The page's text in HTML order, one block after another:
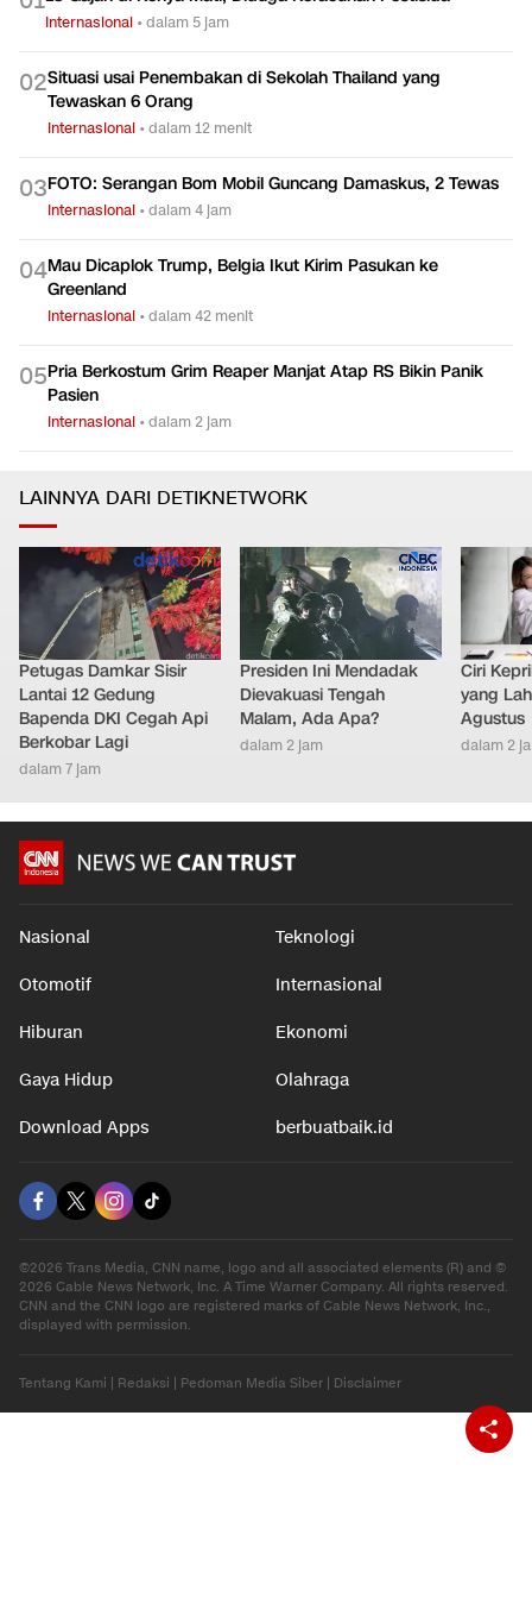
Internasional •dalam 5 jam
02Situasi usai Penembakan di Sekolah Thailand yang
Tewaskan 6 Orang
Internasional •dalam 12 menit
03FOTO: Serangan Bom Mobil Guncang Damaskus, 2 Tewas
Internasional •dalam 4 jam
04Mau Dicaplok Trump, Belgia Ikut Kirim Pasukan ke
Greenland
Internasional •dalam 42 menit
05Pria Berkostum Grim Reaper Manjat Atap RS Bikin Panik
Pasien
Internasional •dalam 2 jam
LAINNYA DARI DETIKNETWORK
Petugas Damkar Sisir
Lantai 12 Gedung
Bapenda DKI Cegah Api
Berkobar Lagi
dalam 7 jam
Presiden Ini Mendadak
Dievakuasi Tengah
Malam, Ada Apa?
dalam 2 jam
Ciri
yang
Agustus
dalam 2
Nasional Teknologi
Otomotif Internasional
Hiburan Ekonomi
Gaya Hidup Olahraga
Download Apps berbuatbaik.id
©2026 Trans Media, CNN name, logo and all associated elements (R) and ©
2026 Cable News Network, Inc. A Time Warner Company. All rights reserved.
CNN and the CNN logo are registered marks of Cable News Network, Inc.,
displayed with permission.
Tentang Kami Redaksi Pedoman Media Siber Disclaimer